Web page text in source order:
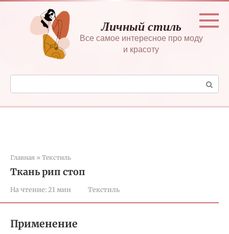
Перейти
контенту
Личный стиль
Все самое интересное про моду
и красоту
Поиск:
Главная » Текстиль
Ткань рип стоп
На чтение: 21 мин Текстиль
Применение